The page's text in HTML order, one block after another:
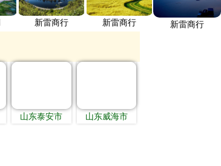
新雷商行 新雷商行 新雷商行
山东泰安市 山东威海市